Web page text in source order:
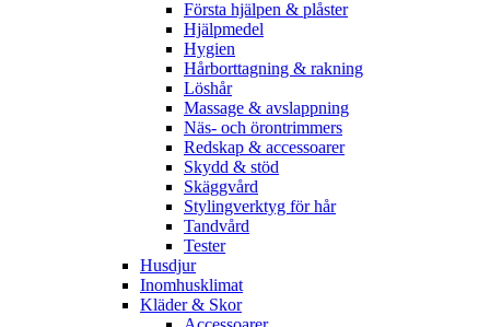
Första hjälpen & plåster
Hjälpmedel
Hygien
Hårborttagning & rakning
Löshår
Massage & avslappning
Näs- och örontrimmers
Redskap & accessoarer
Skydd & stöd
Skäggvård
Stylingverktyg för hår
Tandvård
Tester
Husdjur
Inomhusklimat
Kläder & Skor